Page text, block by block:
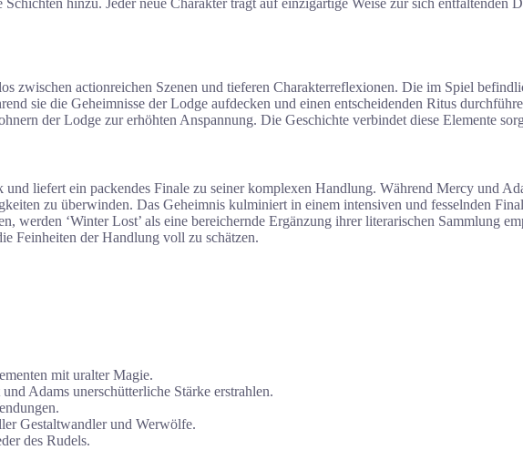
zwischen actionreichen Szenen und tieferen Charakterreflexionen. Die im Spiel
sie die Geheimnisse der Lodge aufdecken und einen entscheidenden Ritus
der Lodge zur erhöhten Anspannung. Die Geschichte verbindet diese Elemente
liefert ein packendes Finale zu seiner komplexen Handlung. Während Mercy und
zu überwinden. Das Geheimnis kulminiert in einem intensiven und fesselnden
werden ‘Winter Lost’ als eine bereichernde Ergänzung ihrer literarischen Sammlung
Feinheiten der Handlung voll zu schätzen.
mit uralter Magie.
Adams unerschütterliche Stärke erstrahlen.
Gestaltwandler und Werwölfe.
des Rudels.